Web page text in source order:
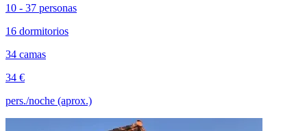
10 - 37 personas
16 dormitorios
34 camas
34 €
pers./noche (aprox.)